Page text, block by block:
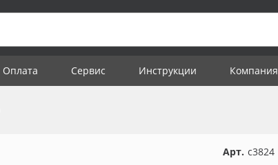
Оплата Сервис Инструкции Компания
Арт. с3824